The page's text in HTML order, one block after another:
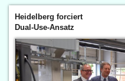
Heidelberg forciert
Dual-Use-Ansatz